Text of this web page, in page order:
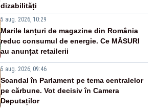
dizabilități
5 aug. 2026, 10:29
Marile lanțuri de magazine din România
reduc consumul de energie. Ce MĂSURI
au anunțat retailerii
5 aug. 2026, 09:46
Scandal în Parlament pe tema centralelor
pe cărbune. Vot decisiv în Camera
Deputaților